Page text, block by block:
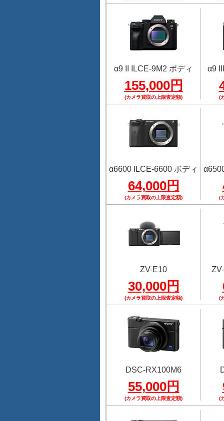
α9 II ILCE-9M2 ボディ
155,000円
(カメラ買取の上限査定額)
α9
(
α6600 ILCE-6600 ボディ
64,000円
(カメラ買取の上限査定額) (
ZV-E10
30,000円
(カメラ買取の上限査定額) (
DSC-RX100M6
55,000円
(カメラ買取の上限査定額) (